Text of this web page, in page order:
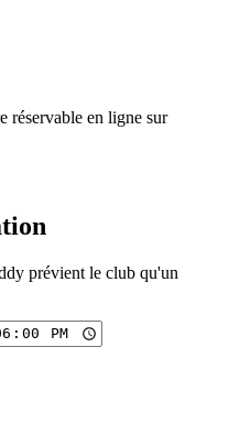
réservable en ligne sur
prévient le club qu'un